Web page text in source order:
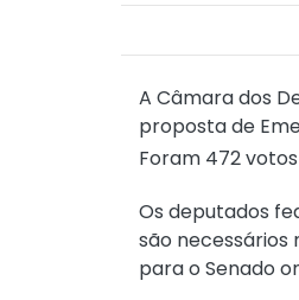
A Câmara dos
proposta de
Foram 472
Os deputados
são necessários
para o Senado